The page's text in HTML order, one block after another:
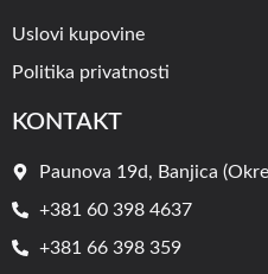
Uslovi kupovine
Politika privatnosti
KONTAKT
Paunova 19d, Banjica
+381 60 398 4637
+381 66 398 359